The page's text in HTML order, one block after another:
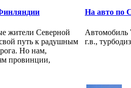
жители Северной
путь к радушным
Но нам,
провинции,
На авто по
Автомобиль
г.в.,